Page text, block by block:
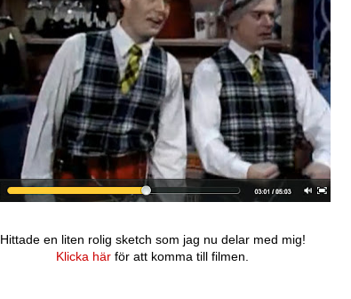
Hittade en liten rolig sketch som jag nu delar med mig!
Klicka här för att komma till filmen.